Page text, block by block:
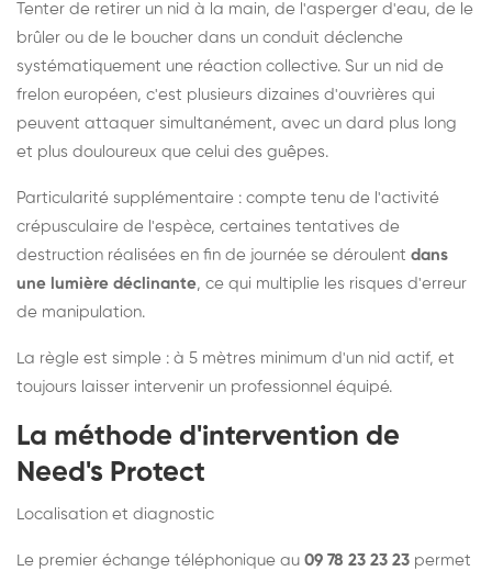
Tenter de retirer un nid à la main, de l'asperger d'eau, de le
brûler ou de le boucher dans un conduit déclenche
systématiquement une réaction collective. Sur un nid de
frelon européen, c'est plusieurs dizaines d'ouvrières qui
peuvent attaquer simultanément, avec un dard plus long
et plus douloureux que celui des guêpes.
Particularité supplémentaire : compte tenu de l'activité
crépusculaire de l'espèce, certaines tentatives de
destruction réalisées en fin de journée se déroulent dans
une lumière déclinante, ce qui multiplie les risques d'erreur
de manipulation.
La règle est simple : à 5 mètres minimum d'un nid actif, et
toujours laisser intervenir un professionnel équipé.
La méthode d'intervention de
Need's Protect
Localisation et diagnostic
Le premier échange téléphonique au 09 78 23 23 23 permet